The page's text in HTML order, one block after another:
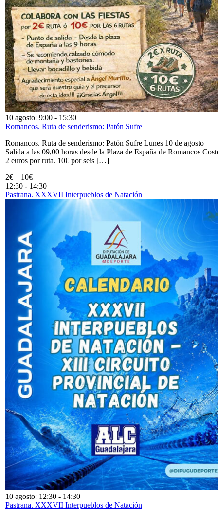
10 agosto: 9:00 - 15:30
Romancos. Ruta de senderismo: Patón Sufre
Romancos. Ruta de senderismo: Patón Sufre Lunes 10 de agosto
Salida a las 09,00 horas desde la Plaza de España de Romancos
2 euros por ruta. 10€ por seis […]
2€ – 10€
12:30 - 14:30
Pastrana. XXXVII Interpueblos de Natación
10 agosto: 12:30 - 14:30
Pastrana. XXXVII Interpueblos de Natación